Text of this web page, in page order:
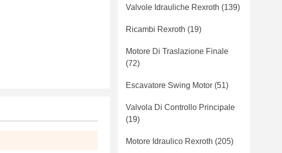
Valvole Idrauliche Rexroth (139)
Ricambi Rexroth (19)
Motore Di Traslazione Finale
(72)
Escavatore Swing Motor (51)
Valvola Di Controllo Principale
(19)
Motore Idraulico Rexroth (205)